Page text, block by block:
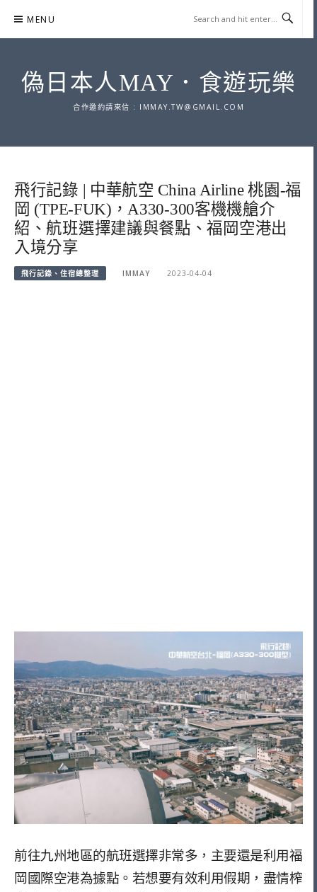
content
MENU
偽日本人MAY．食遊玩樂
合作邀約請來信 : IMMAY.TW@GMAIL.COM
飛行記錄 | 中華航空 China Airline 桃園-福
岡 (TPE-FUK)，A330-300客機機艙介
紹、航班選擇建議與餐點、福岡空港出
入境分享
飛行記錄、住宿總整理 IMMAY 2023-04-04
前往九州地區的航班選擇非常多，主要還是利用福
岡國際空港為據點。若想要有效利用假期，盡情榨